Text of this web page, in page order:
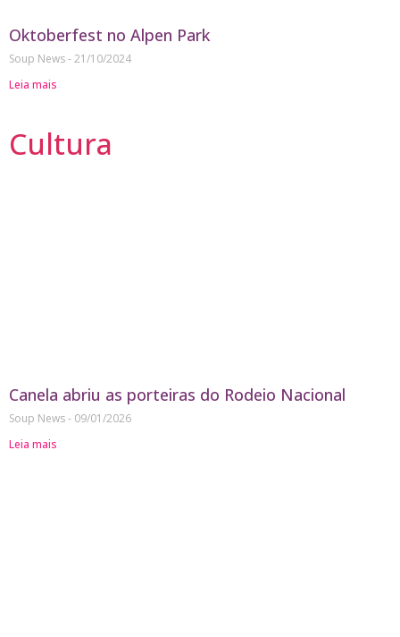
Oktoberfest no Alpen Park
Soup News 21/10/2024
Leia mais
Cultura
Canela abriu as porteiras do Rodeio Nacional
Soup News
09/01/2026
Leia mais